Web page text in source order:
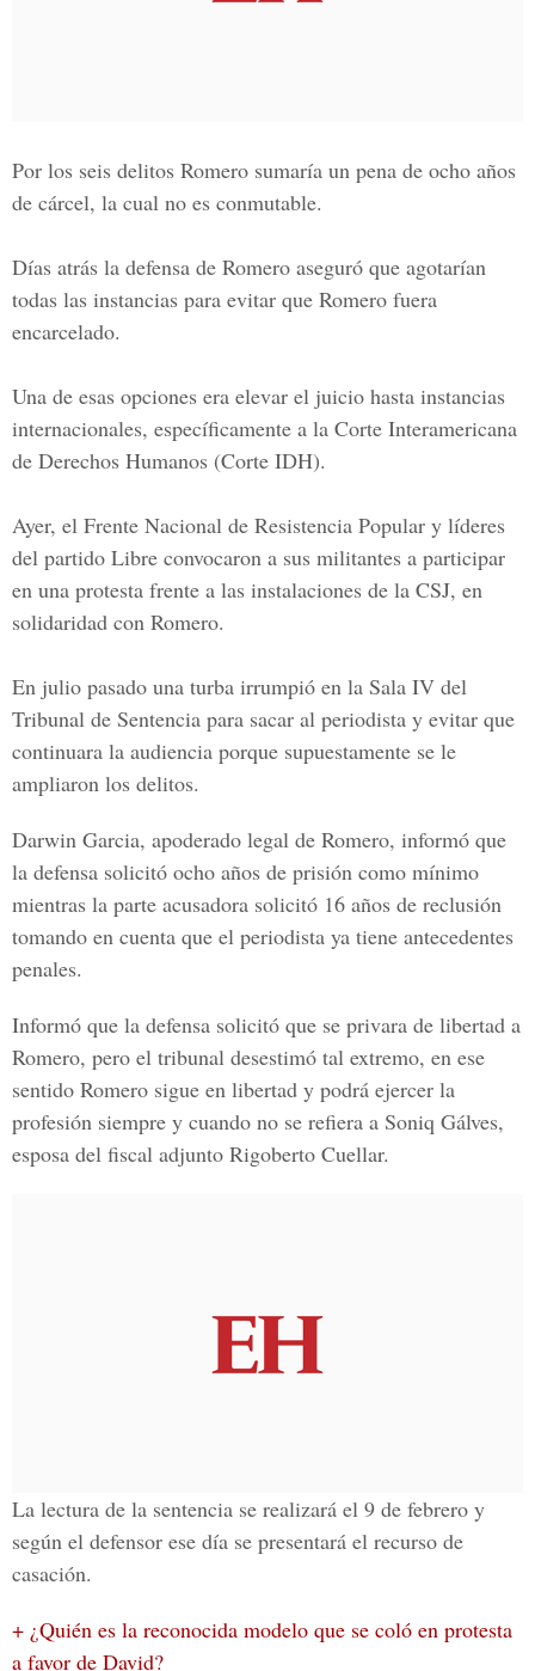
Por los seis delitos Romero sumaría un pena de ocho años
de cárcel, la cual no es conmutable.
Días atrás la defensa de Romero aseguró que agotarían
todas las instancias para evitar que Romero fuera
encarcelado.
Una de esas opciones era elevar el juicio hasta instancias
internacionales, específicamente a la Corte Interamericana
de Derechos Humanos (Corte IDH).
Ayer, el Frente Nacional de Resistencia Popular y líderes
del partido Libre convocaron a sus militantes a participar
en una protesta frente a las instalaciones de la CSJ, en
solidaridad con Romero.
En julio pasado una turba irrumpió en la Sala IV del
Tribunal de Sentencia para sacar al periodista y evitar que
continuara la audiencia porque supuestamente se le
ampliaron los delitos.
Darwin Garcia, apoderado legal de Romero, informó que
la defensa solicitó ocho años de prisión como mínimo
mientras la parte acusadora solicitó 16 años de reclusión
tomando en cuenta que el periodista ya tiene antecedentes
penales.
Informó que la defensa solicitó que se privara de libertad a
Romero, pero el tribunal desestimó tal extremo, en ese
sentido Romero sigue en libertad y podrá ejercer la
profesión siempre y cuando no se refiera a Soniq Gálves,
esposa del fiscal adjunto Rigoberto Cuellar.
La lectura de la sentencia se realizará el 9 de febrero y
según el defensor ese día se presentará el recurso de
casación.
+ ¿Quién es la reconocida modelo que se coló en protesta
a favor de David?